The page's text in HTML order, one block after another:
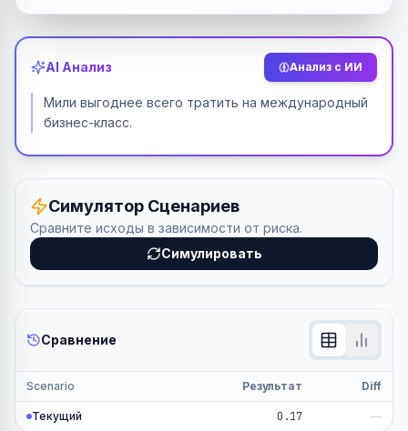
AI Анализ Анализ с ИИ
Мили выгоднее всего тратить на международный
бизнес-класс.
Симулятор Сценариев
Сравните исходы в зависимости от риска.
Симулировать
Сравнение
Scenario Результат Diff
Текущий 0.17 —